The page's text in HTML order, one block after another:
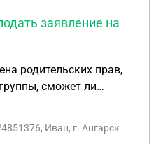
заявление на
родительских прав,
сможет ли
выплаты пока
Иван, г. Ангарск